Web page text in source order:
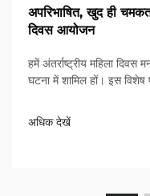
अपरिभाषित, खुद ही
दिवस आयोजन
हमें अंतर्राष्ट्रीय महिला
घटना में शामिल हों। इस विशेष
अधिक देखें